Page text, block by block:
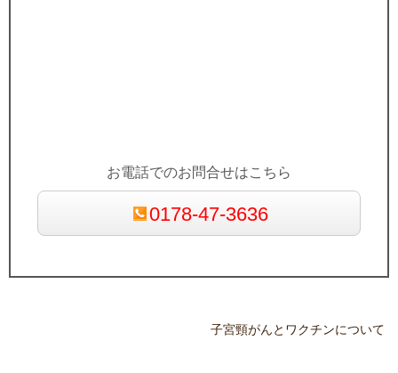
お電話でのお問合せはこちら
0178-47-3636
子宮頸がんとワクチンについて